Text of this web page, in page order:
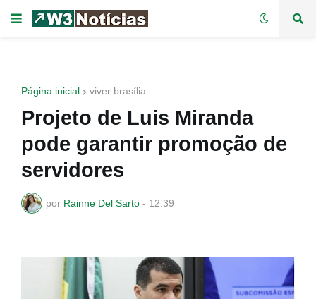
Página inicial viver brasília
Projeto de Luis Miranda
pode garantir promoção de
servidores
por Rainne Del Sarto - 12:39